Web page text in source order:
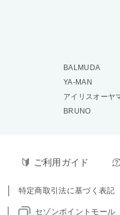
BALMUDA
YA-MAN
アイリスオーヤ
BRUNO
ご利用ガイド
特定商取引法に基づく表記
セゾンポイントモール